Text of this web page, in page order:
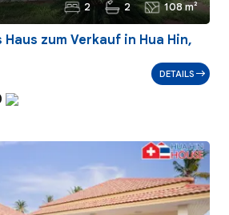
2 2 108 m²
zum Verkauf in Hua Hin,
DETAILS